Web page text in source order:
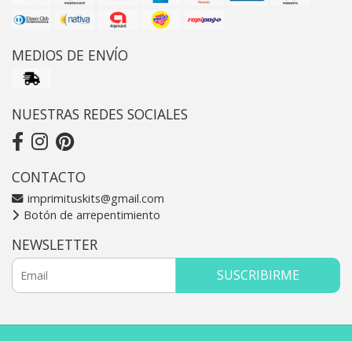
MEDIOS DE ENVÍO
NUESTRAS REDES SOCIALES
CONTACTO
imprimituskits@gmail.com
Botón de arrepentimiento
NEWSLETTER
SUSCRIBIRME